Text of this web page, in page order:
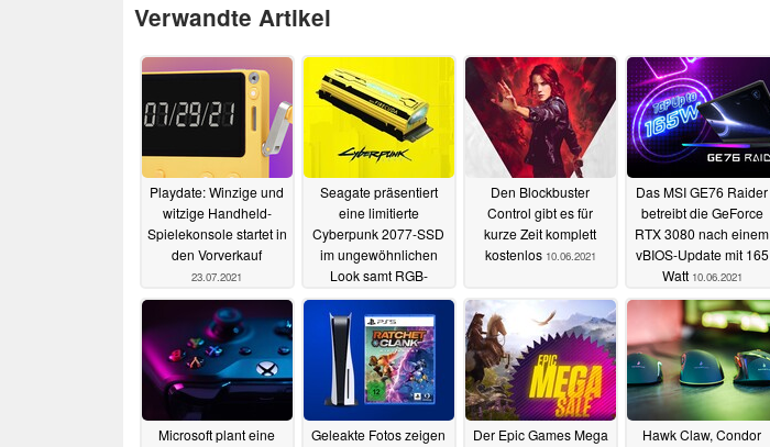
Verwandte Artikel
Playdate: Winzige und
witzige Handheld-
Spielekonsole startet in
den Vorverkauf
23.07.2021
Seagate präsentiert
eine limitierte
Cyberpunk 2077-SSD
im ungewöhnlichen
Look samt RGB-
Beleuchtung10.06.2021
Den Blockbuster
Control gibt es für
kurze Zeit komplett
kostenlos 10.06.2021
Das MSI GE76 Raider
betreibt die GeForce
RTX 3080 nach einem
vBIOS-Update mit 165
Watt 10.06.2021
Microsoft plant eine
Geleakte Fotos zeigen
Der Epic Games Mega
Hawk Claw, Condor